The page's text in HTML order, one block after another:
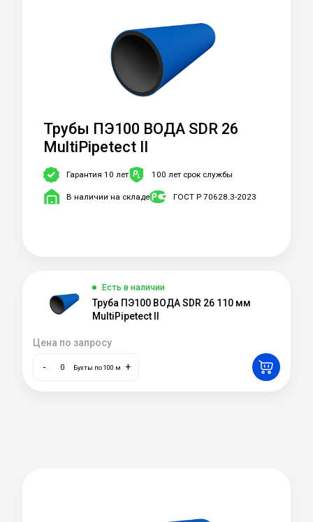
Трубы ПЭ100 ВОДА SDR 26
MultiPipetect II
Гарантия 10 лет 100 лет срок службы
В наличии на складе ГОСТ Р 70628.3-2023
Есть в наличии
Труба ПЭ100 ВОДА SDR 26 110 мм
MultiPipetect II
Цена по запросу
- Бухты по 100 м +